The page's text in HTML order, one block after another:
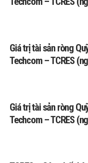
Giá trị tài sản ròng
Techcom – TCRES
Giá trị tài sản ròng
Techcom – TCRES